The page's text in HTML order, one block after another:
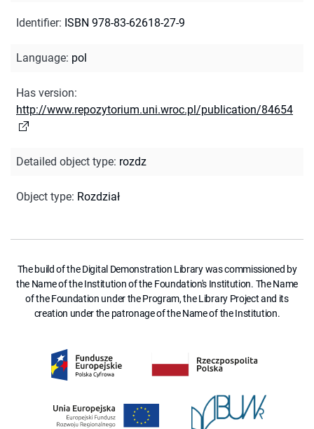
Identifier: ISBN 978-83-62618-27-9
Language: pol
Has version:
http://www.repozytorium.uni.wroc.pl/publication/84654
Detailed object type: rozdz
Object type: Rozdział
The build of the Digital Demonstration Library was commissioned by
the Name of the Institution of the Foundation's Institution. The Name
of the Foundation under the Program, the Library Project and its
creation under the patronage of the Name of the Institution.